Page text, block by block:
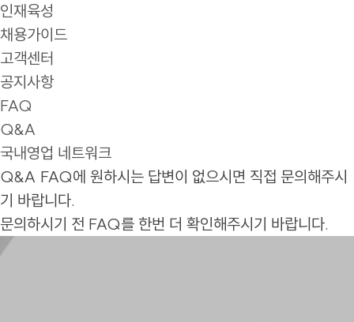
인재육성
채용가이드
고객센터
공지사항
FAQ
Q&A
국내영업 네트워크
Q&A FAQ에 원하시는 답변이 없으시면 직접 문의해주시
기 바랍니다.
문의하시기 전 FAQ를 한번 더 확인해주시기 바랍니다.